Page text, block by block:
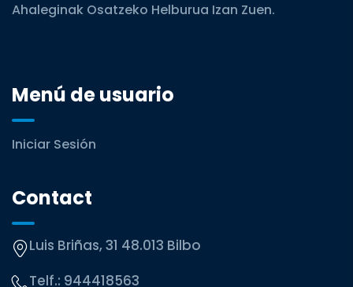
Ahaleginak Osatzeko Helburua Izan Zuen.
Menú de usuario
Iniciar Sesión
Contact
Luis Briñas, 31 48.013 Bilbo
Telf.: 944418563